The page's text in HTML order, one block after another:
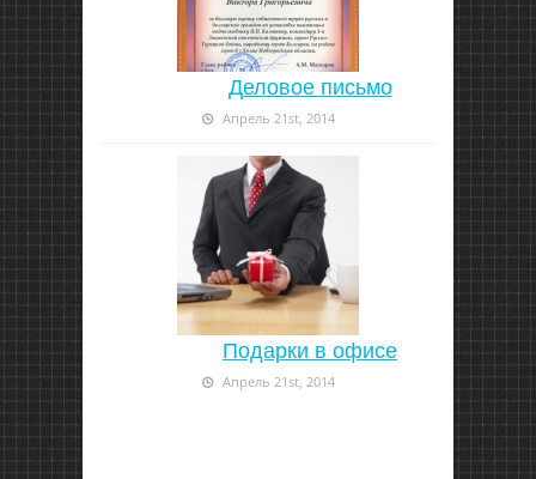
Деловое письмо
Апрель 21st, 2014
Подарки в офисе
Апрель 21st, 2014